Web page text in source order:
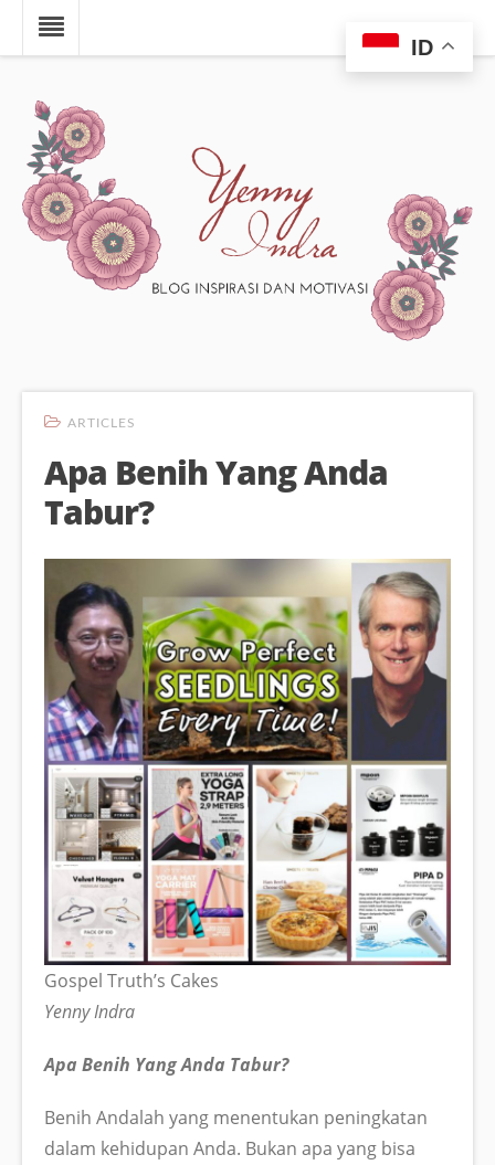
ARTICLES
Apa Benih Yang Anda
Tabur?
Gospel Truth’s Cakes
Yenny Indra
Apa Benih Yang Anda Tabur?
Benih Andalah yang menentukan peningkatan
dalam kehidupan Anda. Bukan apa yang bisa
ID